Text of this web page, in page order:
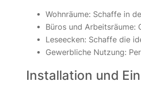
Wohnräume: Schaffe in
Büros und Arbeitsräume:
Leseecken: Schaffe die
Gewerbliche Nutzung:
Installation und